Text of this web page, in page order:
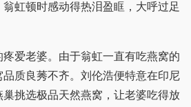
虹顿时感动得热泪盈眶，大呼过足
爱老婆。由于翁虹一直有吃燕窝的
质良莠不齐。刘伦浩便特意在印尼
挑选极品天然燕窝，让老婆吃得放